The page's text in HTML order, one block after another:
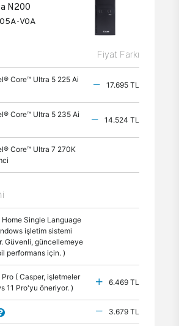
N200
V0A
Fiyat Farkı
Core™ Ultra 5 225 Ai
17.695 TL
Core™ Ultra 5 235 Ai
14.524 TL
Core™ Ultra 7 270K
Home Single Language
işletim sistemi
Güvenli, güncellemeye
performans için. )
( Casper, işletmeler
11 Pro'yu öneriyor. )
6.469 TL
3.679 TL